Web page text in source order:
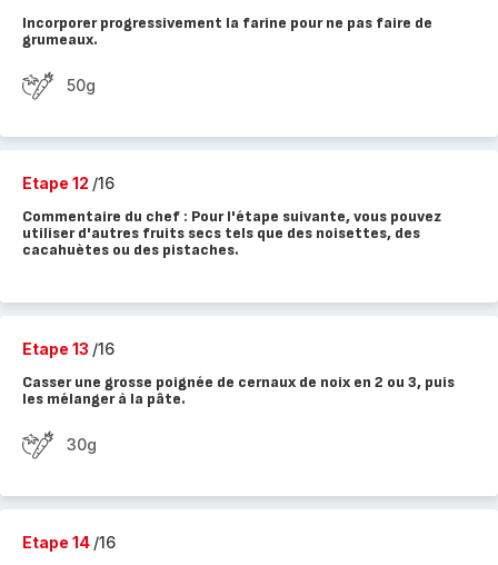
Incorporer progressivement la farine pour ne pas faire de
grumeaux.
50g
Etape 12 /16
Commentaire du chef : Pour l'étape suivante, vous pouvez
utiliser d'autres fruits secs tels que des noisettes, des
cacahuètes ou des pistaches.
Etape 13 /16
Casser une grosse poignée de cernaux de noix en 2 ou 3, puis
les mélanger à la pâte.
30g
Etape 14 /16